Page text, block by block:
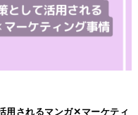
用されるマンガ✕マーケティ